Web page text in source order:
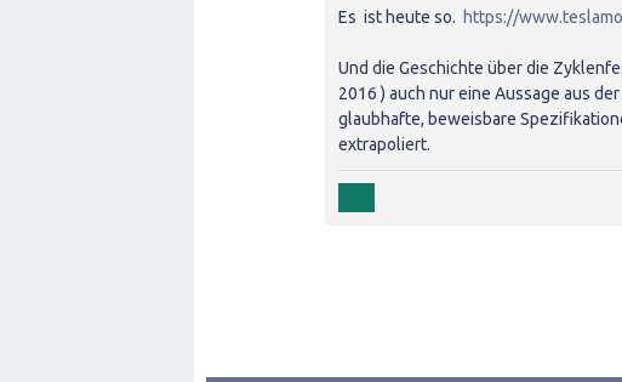
Es ist heute so. https://
Und die Geschichte über die
2016 ) auch nur eine Aussage aus
glaubhafte, beweisbare
extrapoliert.